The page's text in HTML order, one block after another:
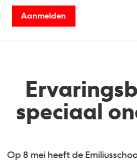
Aanmelden
speciaal
Op 8 mei heeft de